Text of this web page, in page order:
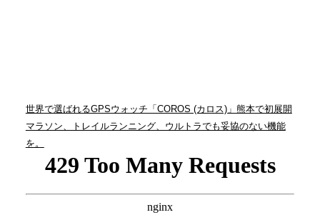
世界で選ばれるGPSウォッチ「COROS (カロス)」熊本で初展開
マラソン、トレイルランニング、ウルトラでも妥協のない機能
を。